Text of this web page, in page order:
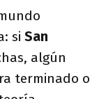
si San
algún
terminado o